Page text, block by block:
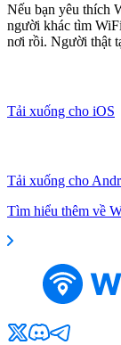
Nếu bạn yêu thích
người khác tìm
nơi rồi. Người thật
Tải xuống cho iOS
Tải xuống cho
Tìm hiểu thêm về